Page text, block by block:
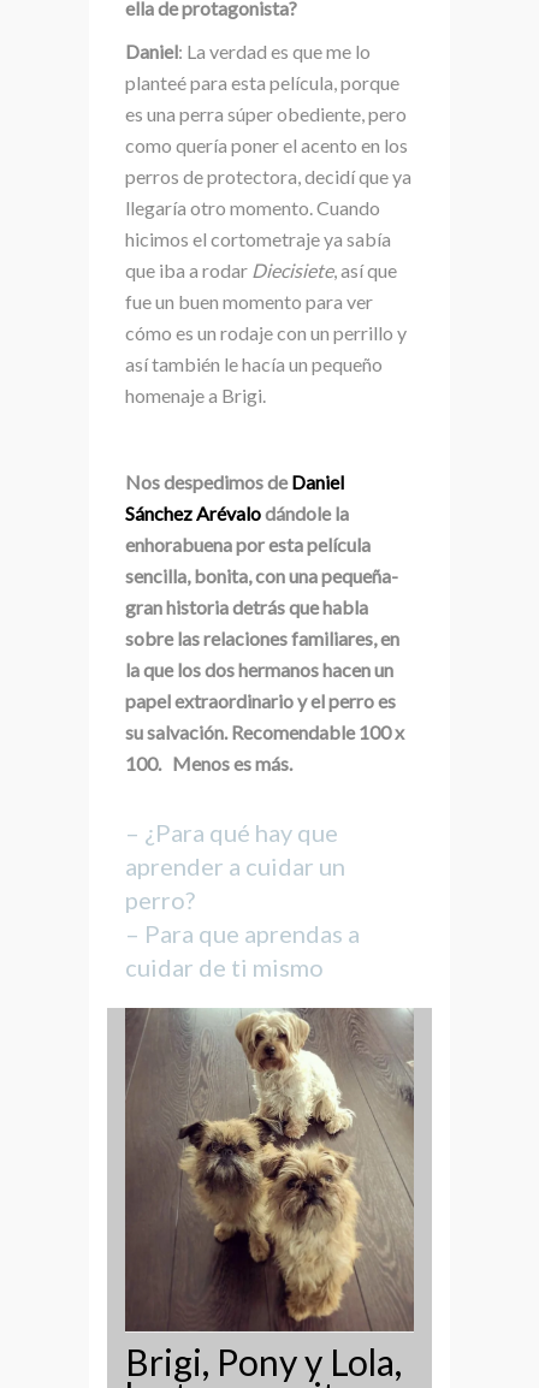
ella de protagonista?
Daniel: La verdad es que me lo
planteé para esta película, porque
es una perra súper obediente, pero
como quería poner el acento en los
perros de protectora, decidí que ya
llegaría otro momento. Cuando
hicimos el cortometraje ya sabía
que iba a rodar Diecisiete, así que
fue un buen momento para ver
cómo es un rodaje con un perrillo y
así también le hacía un pequeño
homenaje a Brigi.
Nos despedimos deDaniel
Sánchez Arévalodándole la
enhorabuena por esta película
sencilla, bonita, con una pequeña-
gran historia detrás que habla
sobre las relaciones familiares, en
la que los dos hermanos hacen un
papel extraordinario y el perro es
su salvación. Recomendable 100 x
100. Menos es más.
– ¿Para qué hay que
aprender a cuidar un
perro?
– Para que aprendas a
cuidar de ti mismo
Brigi, Pony y Lola,